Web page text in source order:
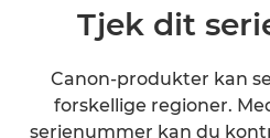
Tjek dit
Canon-produkter kan
forskellige regioner.
serienummer kan du